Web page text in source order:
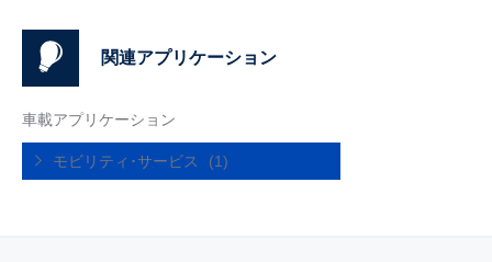
関連アプリケーション
車載アプリケーション
モビリティ･サービス (1)